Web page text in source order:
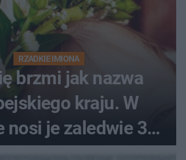
RZADKIE IMIONA
brzmi jak nazwa
kraju. W
nosi je zaledwie 3